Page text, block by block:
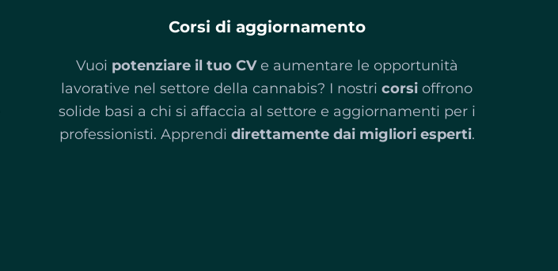
Corsi di aggiornamento
Vuoi potenziare il tuo CVe aumentare le opportunità
lavorative nel settore della cannabis? I nostricorsi offrono
solide basi a chi si affaccia al settore e aggiornamenti per i
professionisti. Apprendi direttamente dai migliori esperti.